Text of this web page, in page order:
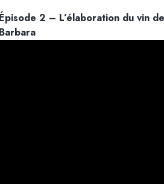
Épisode 2 – L’élaboration du vin
Barbara